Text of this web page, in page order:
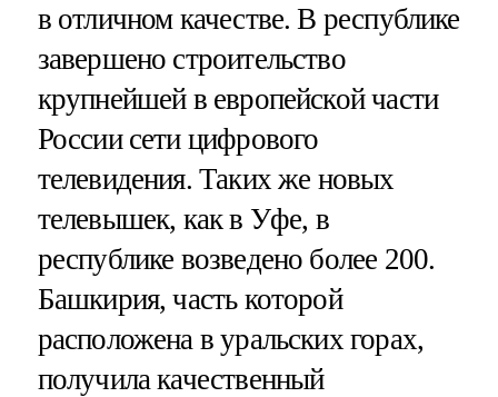
в отличном качестве. В республике
завершено строительство
крупнейшей в европейской части
России сети цифрового
телевидения. Таких же новых
телевышек, как в Уфе, в
республике возведено более 200.
Башкирия, часть которой
расположена в уральских горах,
получила качественный